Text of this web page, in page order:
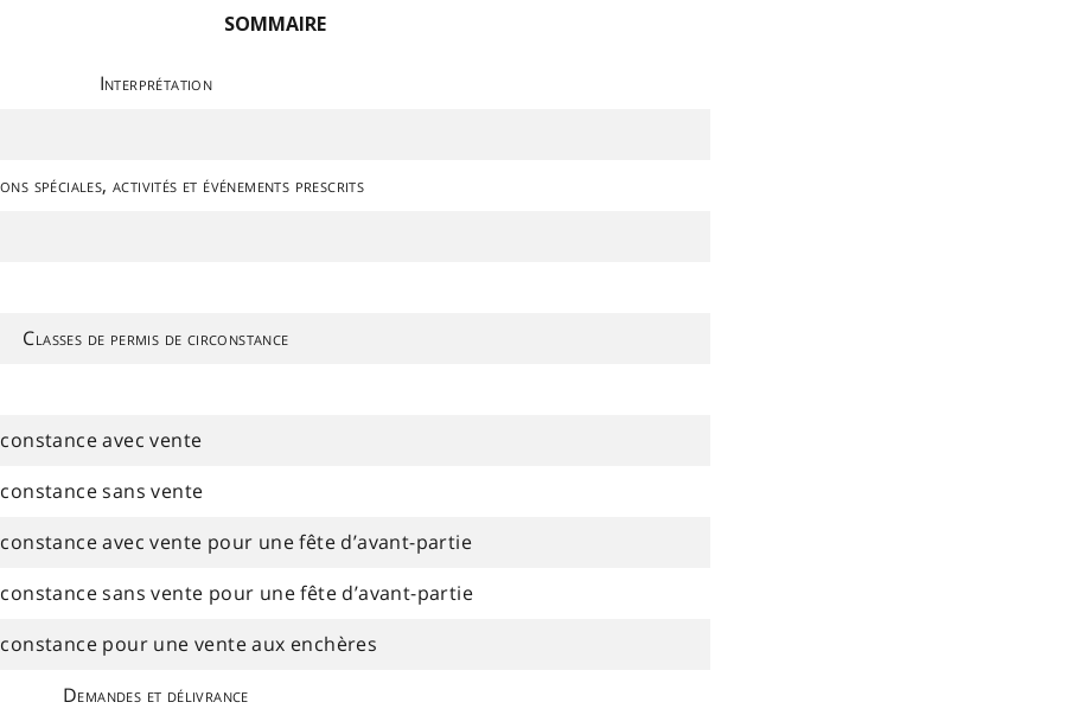
SOMMAIRE
Interprétation
spéciales, activités et événements prescrits
Classes de permis de circonstance
avec vente
sans vente
avec vente pour une fête d’avant-partie
sans vente pour une fête d’avant-partie
pour une vente aux enchères
Demandes et délivrance